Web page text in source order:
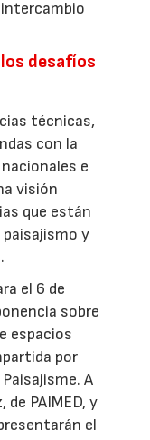
desafíos
técnicas,
con la
e
visión
que están
y
el 6 de
sobre
espacios
por
A
PAIMED, y
el